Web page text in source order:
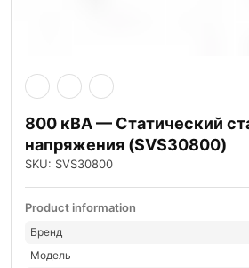
800 кВА — Статический
напряжения (SVS30800)
SKU: SVS30800
Product information
Бренд
Модель